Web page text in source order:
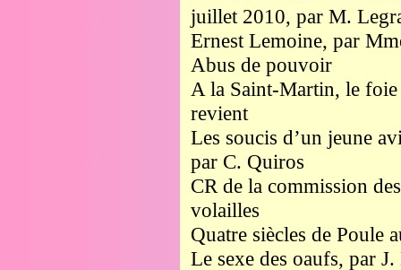
juillet 2010, par M.
Ernest Lemoine, par
Abus de pouvoir
A la Saint-Martin, le foie
revient
Les soucis d’un jeune
par C. Quiros
CR de la commission
volailles
Quatre siècles de Poule
Le sexe des oaufs, par